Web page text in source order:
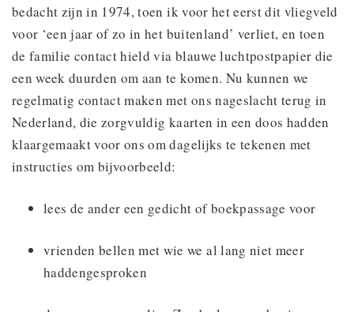
bedacht zijn in 1974, toen ik voor het eerst dit vliegveld
voor ‘een jaar of zo in het buitenland’ verliet, en toen
de familie contact hield via blauwe luchtpostpapier die
een week duurden om aan te komen. Nu kunnen we
regelmatig contact maken met ons nageslacht terug in
Nederland, die zorgvuldig kaarten in een doos hadden
klaargemaakt voor ons om dagelijks te tekenen met
instructies om bijvoorbeeld:
lees de ander een gedicht of boekpassage voor
vrienden bellen met wie we al lang niet meer
haddengesproken